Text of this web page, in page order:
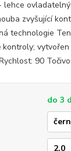
zvyšující
technologie
90
do 3